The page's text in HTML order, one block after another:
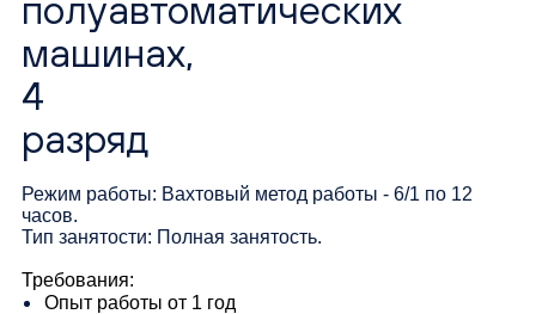
машинах,
4
разряд
Режим работы: Вахтовый метод работы - 6/1 по 12
часов.
Тип занятости: Полная занятость.
Требования:
Опыт работы от 1 год